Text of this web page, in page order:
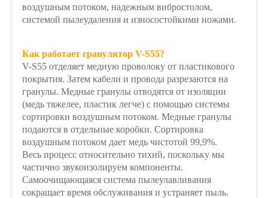
воздушным потоком, надежным вибростолом,
системой пылеудаления и износостойкими ножами.
Как работает гранулятор V-S55?
V-S55 отделяет медную проволоку от пластикового
покрытия. Затем кабели и провода разрезаются на
гранулы. Медные гранулы отводятся от изоляции
(медь тяжелее, пластик легче) с помощью системы
сортировки воздушным потоком. Медные гранулы
подаются в отдельные коробки. Сортировка
воздушным потоком дает медь чистотой 99,9%.
Весь процесс относительно тихий, поскольку мы
частично звукоизолируем компоненты.
Самоочищающаяся система пылеулавливания
сокращает время обслуживания и устраняет пыль.